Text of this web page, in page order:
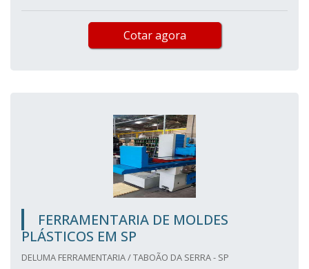
Cotar agora
FERRAMENTARIA DE MOLDES
PLÁSTICOS EM SP
DELUMA FERRAMENTARIA / TABOÃO DA SERRA - SP